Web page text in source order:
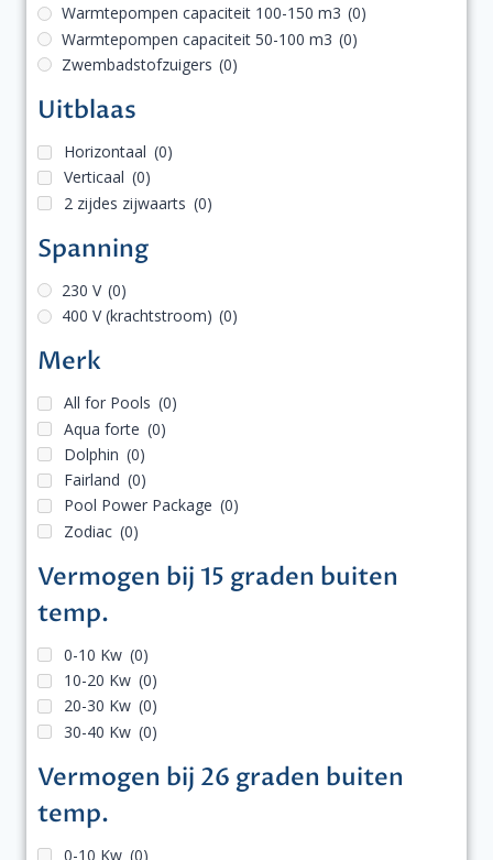
Warmtepompen capaciteit 100-150 m3 (0)
Warmtepompen capaciteit 50-100 m3 (0)
Zwembadstofzuigers (0)
Uitblaas
Horizontaal (0)
Verticaal (0)
2 zijdes zijwaarts (0)
Spanning
230 V (0)
400 V (krachtstroom) (0)
Merk
All for Pools (0)
Aqua forte (0)
Dolphin (0)
Fairland (0)
Pool Power Package (0)
Zodiac (0)
Vermogen bij 15 graden buiten
temp.
0-10 Kw (0)
10-20 Kw (0)
20-30 Kw (0)
30-40 Kw (0)
Vermogen bij 26 graden buiten
temp.
0-10 Kw (0)